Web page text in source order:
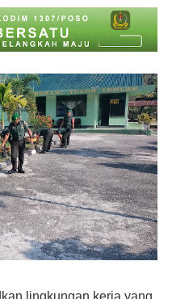
lingkungan kerja yang